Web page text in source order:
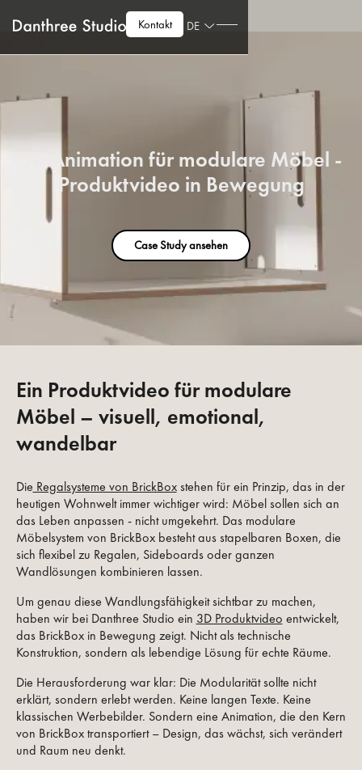
Kontakt DE
3D Animation für modulare Möbel -
Produktvideo in Bewegung
Case Study ansehen
Ein Produktvideo für modulare
Möbel – visuell, emotional,
wandelbar
Die Regalsysteme von BrickBoxstehen für ein Prinzip, das in der
heutigen Wohnwelt immer wichtiger wird: Möbel sollen sich an
das Leben anpassen - nicht umgekehrt. Das modulare
Möbelsystem von BrickBox besteht aus stapelbaren Boxen, die
sich flexibel zu Regalen, Sideboards oder ganzen
Wandlösungen kombinieren lassen.
Um genau diese Wandlungsfähigkeit sichtbar zu machen,
haben wir bei Danthree Studio ein 3D Produktvideo entwickelt,
das BrickBox in Bewegung zeigt. Nicht als technische
Konstruktion, sondern als lebendige Lösung für echte Räume.
Die Herausforderung war klar: Die Modularität sollte nicht
erklärt, sondern erlebt werden. Keine langen Texte. Keine
klassischen Werbebilder. Sondern eine Animation, die den Kern
von BrickBox transportiert – Design, das wächst, sich verändert
und Raum neu denkt.